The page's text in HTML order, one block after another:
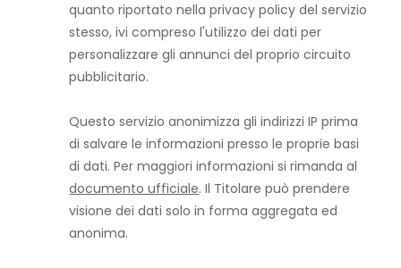
quanto riportato nella privacy policy del servizio
stesso, ivi compreso l'utilizzo dei dati per
personalizzare gli annunci del proprio circuito
pubblicitario.
Questo servizio anonimizza gli indirizzi IP prima
di salvare le informazioni presso le proprie basi
di dati. Per maggiori informazioni si rimanda al
documento ufficiale. Il Titolare può prendere
visione dei dati solo in forma aggregata ed
anonima.